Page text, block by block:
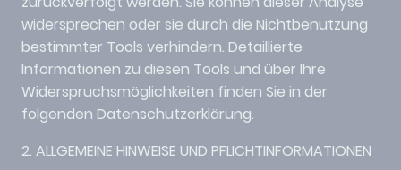
widersprechen oder sie durch die Nichtbenutzung
bestimmter Tools verhindern. Detaillierte
Informationen zu diesen Tools und über Ihre
Widerspruchsmöglichkeiten finden Sie in der
folgenden Datenschutzerklärung.
2. ALLGEMEINE HINWEISE UND PFLICHTINFORMATIONEN